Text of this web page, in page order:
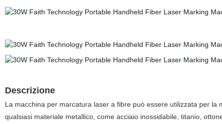
Descrizione
La macchina per marcatura laser a fibre può essere utilizzata per
qualsiasi materiale metallico, come acciaio inossidabile, titanio,